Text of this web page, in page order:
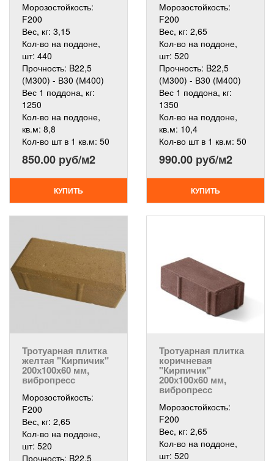
Морозостойкость:
F200
Вес, кг: 3,15
Кол-во на поддоне,
шт: 440
Прочность: B22,5
(М300) - В30 (М400)
Вес 1 поддона, кг:
1250
Кол-во на поддоне,
кв.м: 8,8
Кол-во шт в 1 кв.м: 50
850.00 руб/м2
КУПИТЬ
Морозостойкость:
F200
Вес, кг: 2,65
Кол-во на поддоне,
шт: 520
Прочность: B22,5
(М300) - В30 (М400)
Вес 1 поддона, кг:
1350
Кол-во на поддоне,
кв.м: 10,4
Кол-во шт в 1 кв.м: 50
990.00 руб/м2
КУПИТЬ
Тротуарная плитка
желтая "Кирпичик"
200х100х60 мм,
вибропресс
Морозостойкость:
F200
Вес, кг: 2,65
Кол-во на поддоне,
шт: 520
Прочность: B22,5
Тротуарная плитка
коричневая
"Кирпичик"
200х100х60 мм,
вибропресс
Морозостойкость:
F200
Вес, кг: 2,65
Кол-во на поддоне,
шт: 520